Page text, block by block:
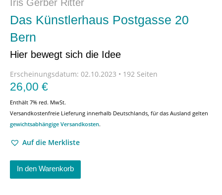
Iris Gerber Ritter
Das Künstlerhaus Postgasse 20
Bern
Hier bewegt sich die Idee
Erscheinungsdatum: 02.10.2023 • 192 Seiten
26,00 €
Enthält 7% red. MwSt.
Versandkostenfreie Lieferung innerhalb Deutschlands, für das Ausland gelten
gewichtsabhängige Versandkosten.
Auf die Merkliste
In den Warenkorb